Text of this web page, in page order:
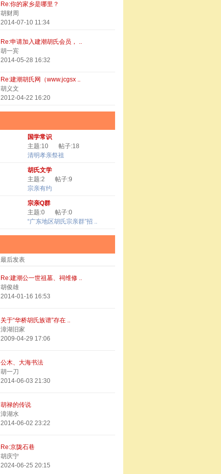
Re:你的家乡是哪里？
胡财周
2014-07-10 11:34
Re:申请加入建潮胡氏会员， ..
胡一宾
2014-05-28 16:32
Re:建潮胡氏网（www.jcgsx ..
胡义文
2012-04-22 16:20
国学常识
主题:10
帖子:18
清明孝亲祭祖
胡氏文学
主题:2
帖子:9
宗亲有约
宗亲Q群
主题:0
帖子:0
“广东地区胡氏宗亲群”招 ..
最后发表
Re:建潮公一世祖墓、祠维修 ..
胡俊雄
2014-01-16 16:53
关于“华桥胡氏族谱”存在 ..
漳湖旧家
2009-04-29 17:06
公木、大海书法
胡一刀
2014-06-03 21:30
胡禄的传说
漳湖水
2014-06-02 23:22
Re:京陇石巷
胡庆宁
2024-06-25 20:15